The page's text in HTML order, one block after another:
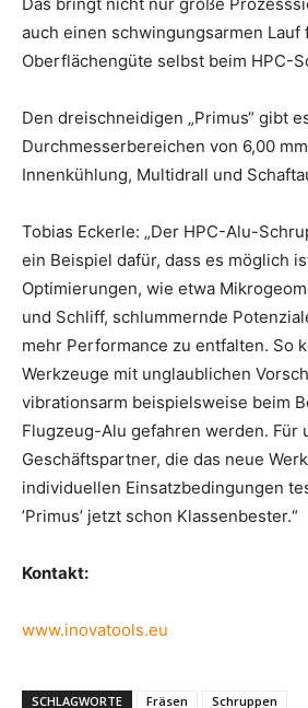
auch einen schwingungsarmen Lauf
Oberflächengüte selbst beim HPC-
Den dreischneidigen „Primus“ gibt
Durchmesserbereichen von 6,00
Innenkühlung, Multidrall und
Tobias Eckerle: „Der HPC-Alu-
ein Beispiel dafür, dass es möglich
Optimierungen, wie etwa
und Schliff, schlummernde
mehr Performance zu entfalten. So
Werkzeuge mit unglaublichen
vibrationsarm beispielsweise beim
Flugzeug-Alu gefahren werden. Für
Geschäftspartner, die das neue
individuellen Einsatzbedingungen
’Primus’ jetzt schon Klassenbester.“
Kontakt:
www.inovatools.eu
SCHLAGWORTE Fräsen Schruppen